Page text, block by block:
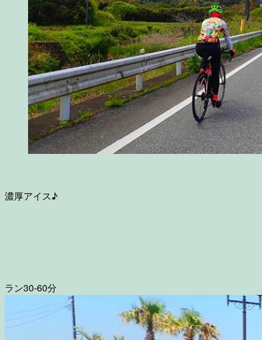
濃厚アイス♪
ラン30-60分